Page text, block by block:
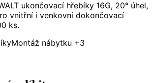
ukončovací hřebíky 16G, 20° úhel,
vnitřní i venkovní dokončovací
ks.
Montáž nábytku +3